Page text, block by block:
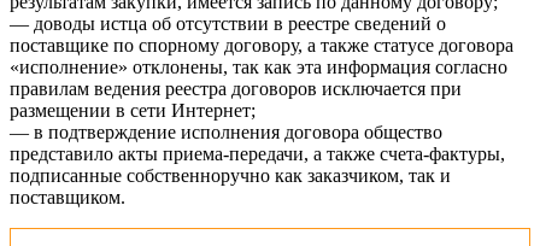
— доводы истца об отсутствии в реестре сведений о
поставщике по спорному договору, а также статусе договора
«исполнение» отклонены, так как эта информация согласно
правилам ведения реестра договоров исключается при
размещении в сети Интернет;
— в подтверждение исполнения договора общество
представило акты приема-передачи, а также счета-фактуры,
подписанные собственноручно как заказчиком, так и
поставщиком.